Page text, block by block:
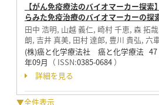
【がん免疫療法のバイオマーカー探
らみた免疫治療のバイオマーカーの探
田中 浩明, 山越 義仁, 崎村 千恵, 森 拓
朗, 吉井 真美, 田村 達郎, 豊川 貴弘, 六
(株)癌と化学療法社 癌と化学療法
年09月 （ ISSN:0385-0684）
詳細を見る
▼全件表示